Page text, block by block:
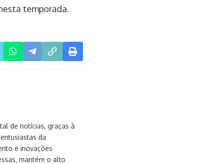
temporada.
de notícias, graças à
da
e inovações
mantém o alto